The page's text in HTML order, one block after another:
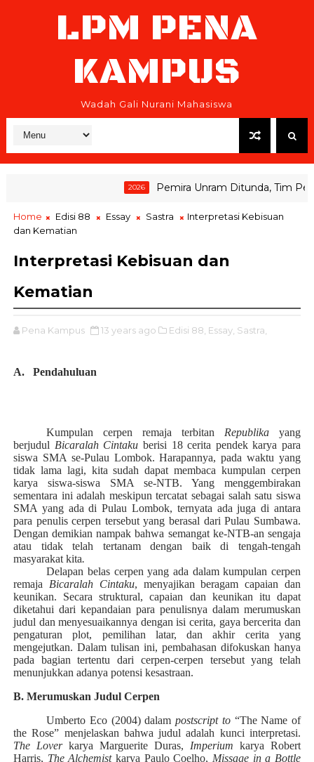
LPM PENA
KAMPUS
Wadah Gali Nurani Mahasiswa
Pemira Unram Ditunda, Tim
Home Edisi 88 Essay Sastra
Interpretasi Kebisuan
dan Kematian
Interpretasi Kebisuan dan
Kematian
Pena Kampus 13 years ago Edisi 88, Essay, Sastra,
A. Pendahuluan
Kumpulan cerpen remaja terbitan Republikayang
berjudul Bicaralah Cintaku berisi 18 cerita pendek karya para
siswa SMA se-Pulau Lombok. Harapannya, pada waktu yang
tidak lama lagi, kita sudah dapat membaca kumpulan cerpen
karya siswa-siswa SMA se-NTB. Yang menggembirakan
sementara ini adalah meskipun tercatat sebagai salah satu siswa
SMA yang ada di Pulau Lombok, ternyata ada juga di antara
para penulis cerpen tersebut yang berasal dari Pulau Sumbawa.
Dengan demikian nampak bahwa semangat ke-NTB-an sengaja
atau tidak telah tertanam dengan baik di tengah-tengah
masyarakat kita.
Delapan belas cerpen yang ada dalam kumpulan cerpen
remaja Bicaralah Cintaku, menyajikan beragam capaian dan
keunikan. Secara struktural, capaian dan keunikan itu dapat
diketahui dari kepandaian para penulisnya dalam merumuskan
judul dan menyesuaikannya dengan isi cerita, gaya bercerita dan
pengaturan plot, pemilihan latar, dan akhir cerita yang
mengejutkan. Dalam tulisan ini, pembahasan difokuskan hanya
pada bagian tertentu dari cerpen-cerpen tersebut yang telah
menunjukkan adanya potensi kesastraan.
B. Merumuskan Judul Cerpen
Umberto Eco (2004) dalampostscript to“The Name of
the Rose” menjelaskan bahwa judul adalah kunci interpretasi.
The Lover karya Marguerite Duras, Imperiumkarya Robert
Harris, The Alchemist karya Paulo Coelho, Missage in a Bottle